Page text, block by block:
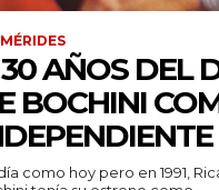
AÑOS DEL
BOCHINI
como hoy pero en 1991,